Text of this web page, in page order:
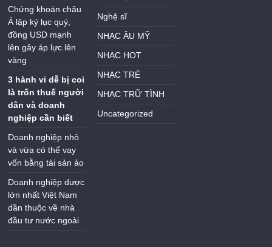
Chứng khoán châu
Á lập kỷ lục quý,
đồng USD mạnh
lên gây áp lực lên
vàng
3 hành vi dễ bị coi
là trốn thuế người
dân và doanh
nghiệp cần biết
Doanh nghiệp nhỏ
và vừa có thể vay
vốn bằng tài sản ảo
Doanh nghiệp dược
lớn nhất Việt Nam
dần thuộc về nhà
đầu tư nước ngoài
Nghệ sĩ
NHẠC ÂU MỸ
NHẠC HOT
NHẠC TRẺ
NHẠC TRỮ TÌNH
Uncategorized